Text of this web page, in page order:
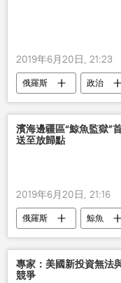
2019年6月20日, 21:23
俄羅斯 政治
濱海邊疆區“鯨魚監獄”
送至放歸點
2019年6月20日, 21:16
俄羅斯 鯨魚
專家：美國新投資無法
競爭